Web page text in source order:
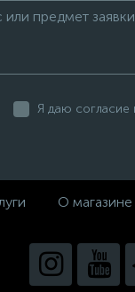
Я даю согласие
О магазине